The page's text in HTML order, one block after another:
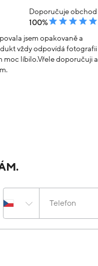
Doporučuje obchod
100%
jsem opakovaně a
vždy odpovídá fotografii
moc líbilo.Vřele doporučuji a
Telefon